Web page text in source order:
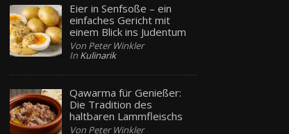
Eier in Senfsoße – ein
einfaches Gericht mit
einem Blick ins Judentum
Von Peter Winkler
In Kulinarik
Qawarma für Genießer:
Die Tradition des
haltbaren Lammfleischs
Von Peter Winkler